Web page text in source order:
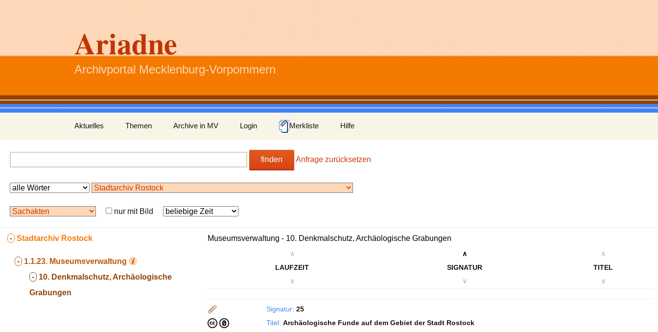
Ariadne
Archivportal Mecklenburg-Vorpommern
Inhalt
springen
Aktuelles Themen Archive in MV Login Merkliste Hilfe
finden Anfrage zurücksetzen
nur mit Bild
- Stadtarchiv Rostock
- 1.1.23. Museumsverwaltung
- 10. Denkmalschutz, Archäologische
Grabungen
Museumsverwaltung - 10. Denkmalschutz, Archäologische Grabungen
∧
LAUFZEIT
∨
∧
SIGNATUR
∨
∧
TITEL
∨
Signatur: 25
Titel: Archäologische Funde auf dem Gebiet der Stadt Rostock